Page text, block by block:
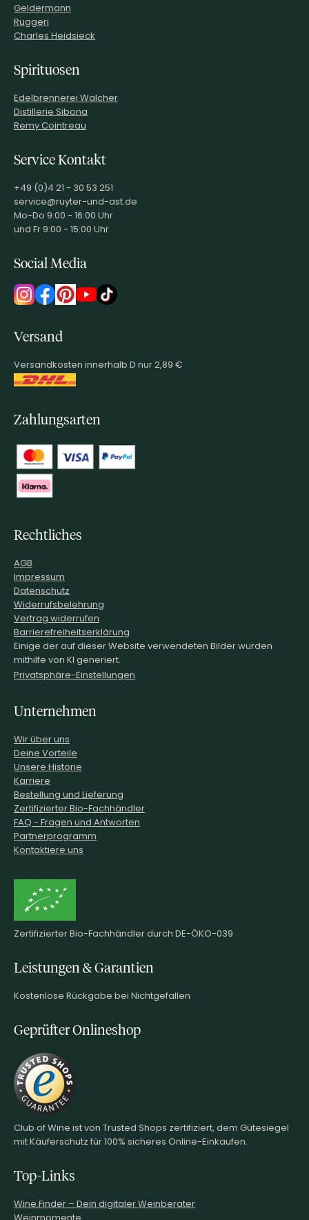
Geldermann
Ruggeri
Charles Heidsieck
Spirituosen
Edelbrennerei Walcher
Distillerie Sibona
Remy Cointreau
Service Kontakt
+49 (0)4 21 - 30 53 251
service@ruyter-und-ast.de
Mo-Do 9:00 - 16:00 Uhr
und Fr 9:00 - 15:00 Uhr
Social Media
Versand
Versandkosten innerhalb D nur 2,89 €
Zahlungsarten
Rechtliches
AGB
Impressum
Datenschutz
Widerrufsbelehrung
Vertrag widerrufen
Barrierefreiheitserklärung
Einige der auf dieser Website verwendeten Bilder wurden
mithilfe von KI generiert.
Privatsphäre-Einstellungen
Unternehmen
Wir über uns
Deine Vorteile
Unsere Historie
Karriere
Bestellung und Lieferung
Zertifizierter Bio-Fachhändler
FAQ - Fragen und Antworten
Partnerprogramm
Kontaktiere uns
Zertifizierter Bio-Fachhändler durch DE-ÖKO-039
Leistungen & Garantien
Kostenlose Rückgabe bei Nichtgefallen
Geprüfter Onlineshop
Club of Wine ist von Trusted Shops zertifiziert, dem Gütesiegel
mit Käuferschutz für 100% sicheres Online-Einkaufen.
Top-Links
Wine.Finder – Dein digitaler Weinberater
Weinmomente